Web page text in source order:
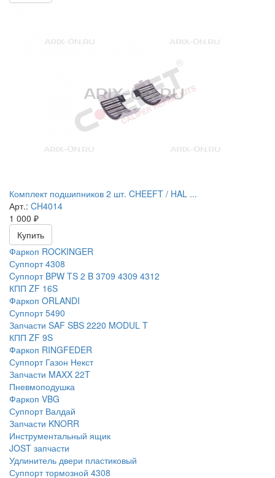
Комплект подшипников 2 шт. CHEEFT / HAL ...
Арт.: CH4014
1 000 ₽
Купить
Фаркоп ROCKINGER
Суппорт 4308
Cуппорт BPW TS 2 B 3709 4309 4312
КПП ZF 16S
Фаркоп ORLANDI
Суппорт 5490
Запчасти SAF SBS 2220 MODUL T
КПП ZF 9S
Фаркоп RINGFEDER
Суппорт Газон Некст
Запчасти MAXX 22T
Пневмоподушка
Фаркоп VBG
Суппорт Валдай
Запчасти KNORR
Инструментальный ящик
JOST запчасти
Удлинитель двери пластиковый
Суппорт тормозной 4308